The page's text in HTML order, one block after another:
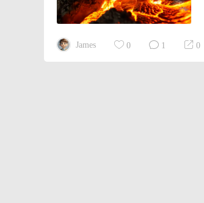
James
0 1 0